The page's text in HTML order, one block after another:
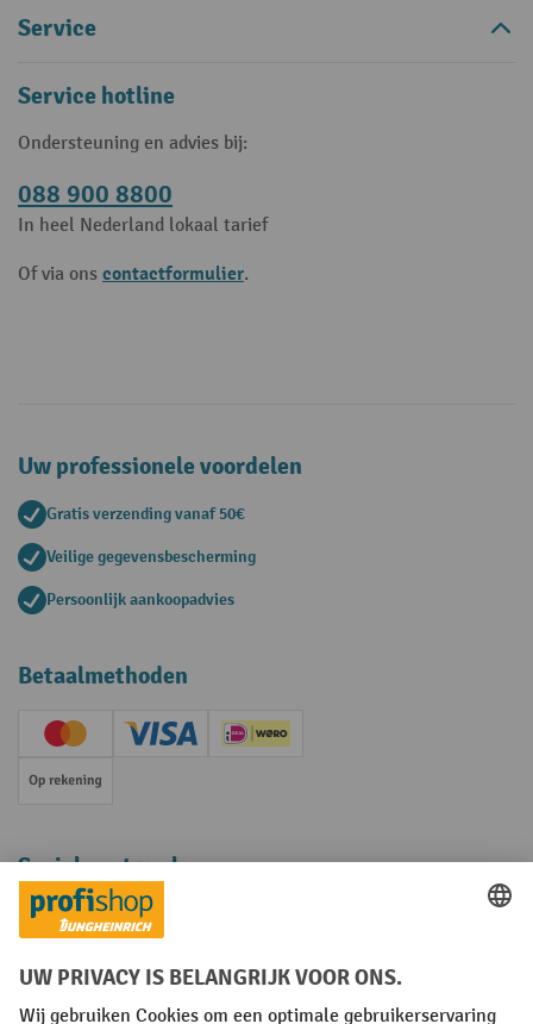
Service
Service hotline
Ondersteuning en advies bij:
088 900 8800
In heel Nederland lokaal tarief
Of via ons contactformulier.
Uw professionele voordelen
Gratis verzending vanaf 50€
Veilige gegevensbescherming
Persoonlijk aankoopadvies
Betaalmethoden
Creditcard (Master)Creditcard (Visa)iDEAL | Wero
Op rekening
Sociale netwerken
Facebook
YouTube
LinkedInInstagram